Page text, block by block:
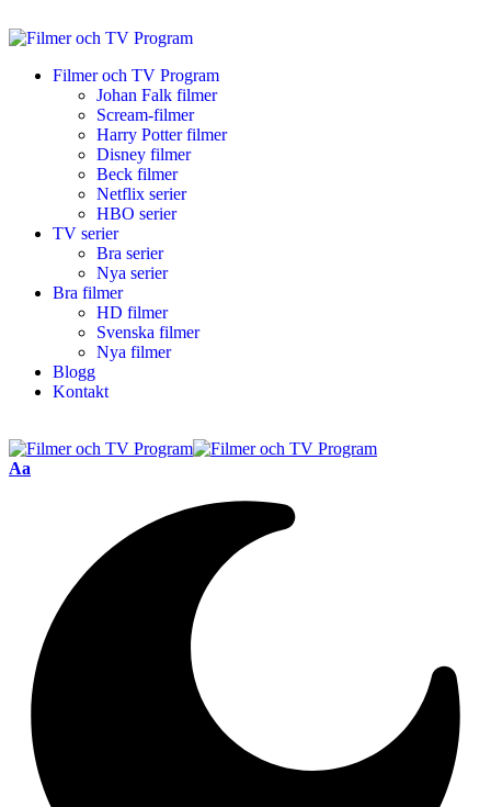
Filmer och TV Program
Johan Falk filmer
Scream-filmer
Harry Potter filmer
Disney filmer
Beck filmer
Netflix serier
HBO serier
TV serier
Bra serier
Nya serier
Bra filmer
HD filmer
Svenska filmer
Nya filmer
Blogg
Kontakt
Aa